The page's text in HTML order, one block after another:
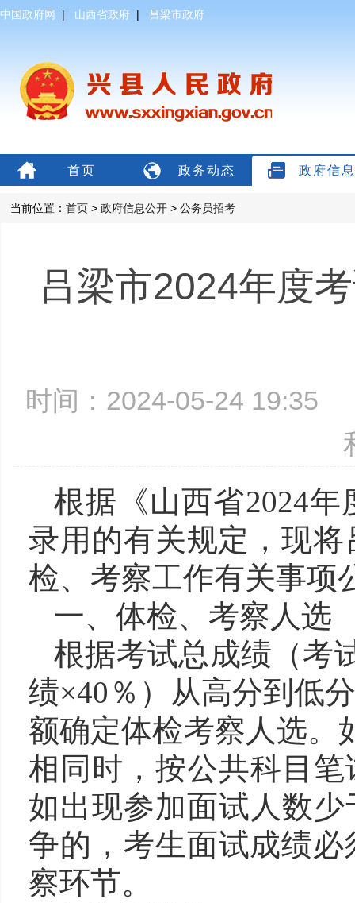
中国政府网 | 山西省政府 | 吕梁市政府
首页 政务动态 政府信
当前位置： 首页 > 政府信息公开 > 公务员招考
吕梁市2024年度
时间：2024-05-24
根据《山西省2024年
录用的有关规定，现将
检、考察工作有关事项
一、体检、考察人选
根据考试总成绩（考
绩×40％）从高分到低
额确定体检考察人选。
相同时，按公共科目
如出现参加面试人数
争的，考生面试成绩
察环节。